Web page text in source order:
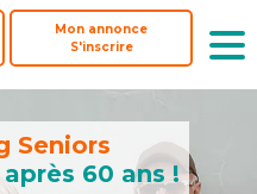
Mon annonce
S'inscrire
Mon annonce
S'inscrire
Seniors
60 ans !